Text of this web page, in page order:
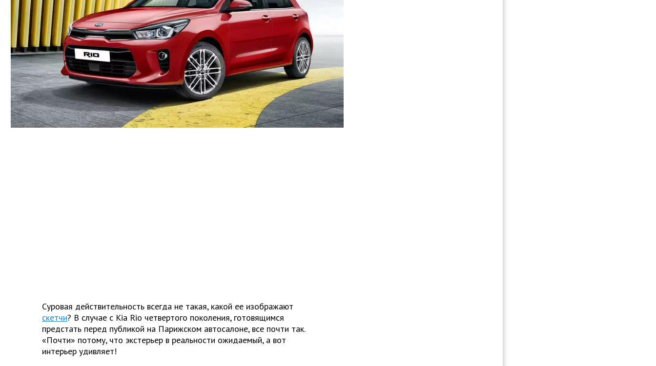
Суровая действительность всегда не такая, какой ее изображают
скетчи? В случае с Kia Rio четвертого поколения, готовящимся
предстать перед публикой на Парижском автосалоне, все почти так.
«Почти» потому, что экстерьер в реальности ожидаемый, а вот
интерьер удивляет!